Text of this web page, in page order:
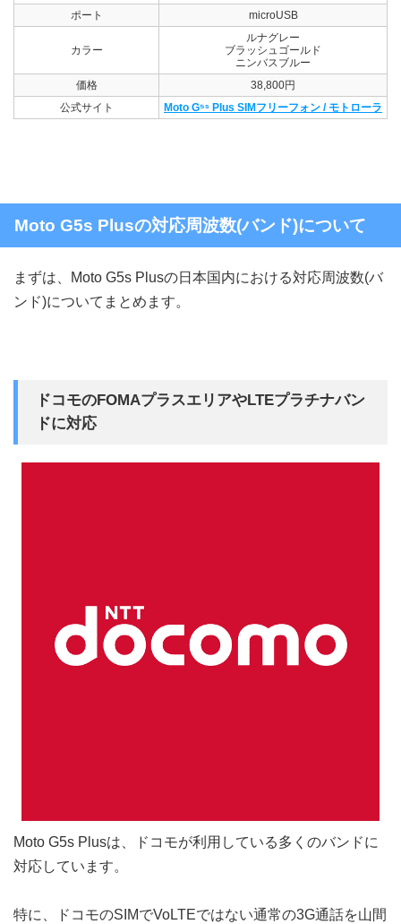
ポート
microUSB
カラー
ルナグレー
ブラッシュゴールド
ニンバスブルー
価格
38,800円
公式サイト
Moto G⁵ˢ Plus SIMフリーフォン / モトローラ
Moto G5s Plusの対応周波数(バンド)について
まずは、Moto G5s Plusの日本国内における対応周波数(バ
ンド)についてまとめます。
ドコモのFOMAプラスエリアやLTEプラチナバン
ドに対応
Moto G5s Plusは、ドコモが利用している多くのバンドに
対応しています。
特に、ドコモのSIMでVoLTEではない通常の3G通話を山間